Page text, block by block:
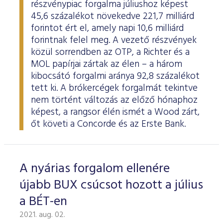
részvénypiac forgalma júliushoz képest
45,6 százalékot növekedve 221,7 milliárd
forintot ért el, amely napi 10,6 milliárd
forintnak felel meg. A vezető részvények
közül sorrendben az OTP, a Richter és a
MOL papírjai zártak az élen – a három
kibocsátó forgalmi aránya 92,8 százalékot
tett ki. A brókercégek forgalmát tekintve
nem történt változás az előző hónaphoz
képest, a rangsor élén ismét a Wood zárt,
őt követi a Concorde és az Erste Bank.
A nyárias forgalom ellenére
újabb BUX csúcsot hozott a július
a BÉT-en
2021. aug. 02.